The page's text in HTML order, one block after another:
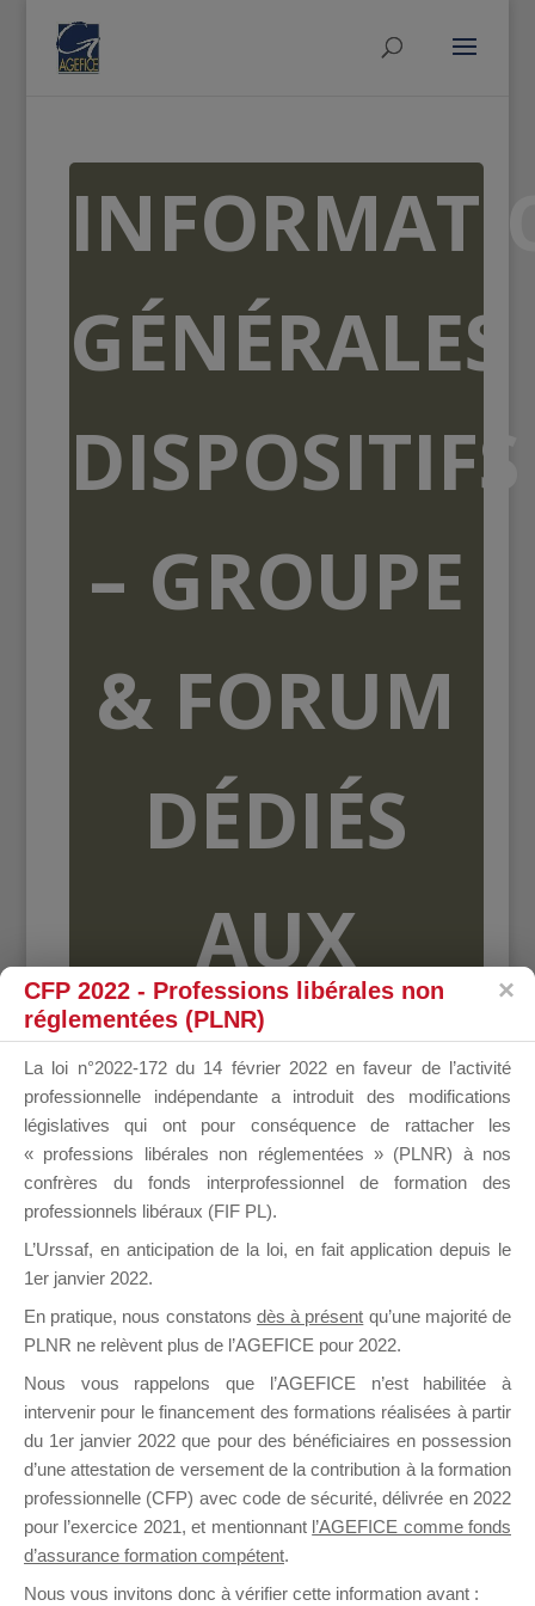
GÉNÉRALES
DISPOSITIFS
– GROUPE
& FORUM
DÉDIÉS
AUX
DE
il y a 17 minutes
formation. Il accueille également les Conseillers
CFP 2022 - Professions libérales non
réglementées (PLNR)
La loi n°2022-172 du 14 février 2022 en faveur de l’activité
professionnelle indépendante a introduit des modifications
législatives qui ont pour conséquence de rattacher les
« professions libérales non réglementées » (PLNR) à nos
confrères du fonds interprofessionnel de formation des
professionnels libéraux (FIF PL).
L’Urssaf, en anticipation de la loi, en fait application depuis le
1er janvier 2022.
En pratique, nous constatons dès à présent qu’une majorité de
PLNR ne relèvent plus de l’AGEFICE pour 2022.
Nous vous rappelons que l’AGEFICE n’est habilitée à
intervenir pour le financement des formations réalisées à partir
du 1er janvier 2022 que pour des bénéficiaires en possession
d’une attestation de versement de la contribution à la formation
professionnelle (CFP) avec code de sécurité, délivrée en 2022
pour l’exercice 2021, et mentionnant l’AGEFICE comme fonds
d’assurance formation compétent.
Nous vous invitons donc à vérifier cette information avant :